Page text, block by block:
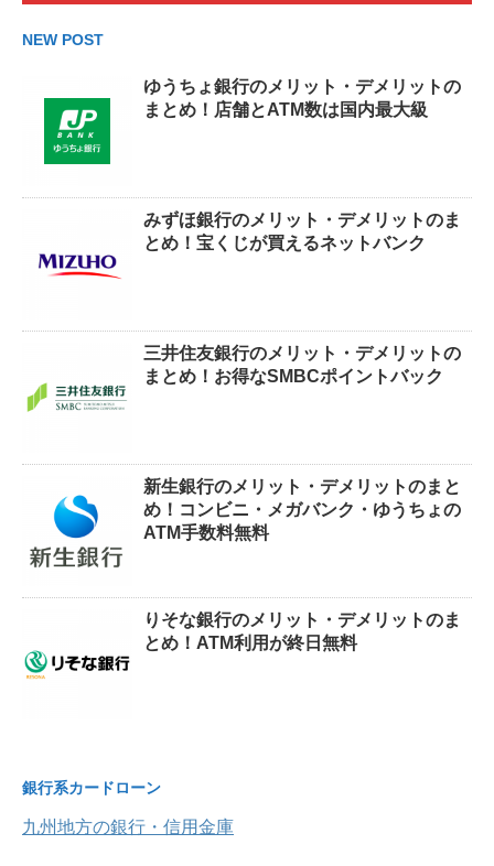
NEW POST
ゆうちょ銀行のメリット・デメリットの
まとめ！店舗とATM数は国内最大級
みずほ銀行のメリット・デメリットのま
とめ！宝くじが買えるネットバンク
三井住友銀行のメリット・デメリットの
まとめ！お得なSMBCポイントバック
新生銀行のメリット・デメリットのまと
め！コンビニ・メガバンク・ゆうちょの
ATM手数料無料
りそな銀行のメリット・デメリットのま
とめ！ATM利用が終日無料
銀行系カードローン
九州地方の銀行・信用金庫